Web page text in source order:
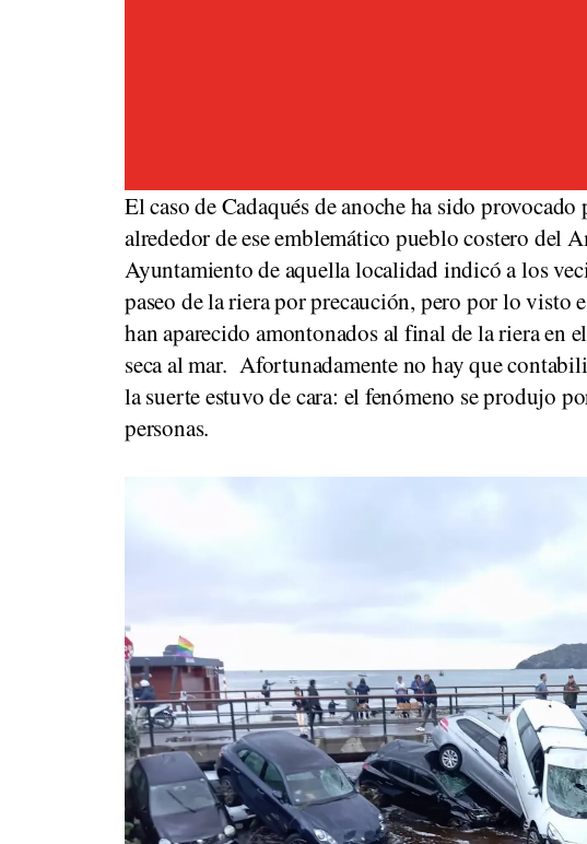
El caso de Cadaqués de anoche ha sido
alrededor de ese emblemático pueblo costero del
Ayuntamiento de aquella localidad indicó a los
paseo de la riera por precaución, pero por lo visto
han aparecido amontonados al final de la riera en
seca al mar. Afortunadamente no hay que
la suerte estuvo de cara: el fenómeno se produjo
personas.